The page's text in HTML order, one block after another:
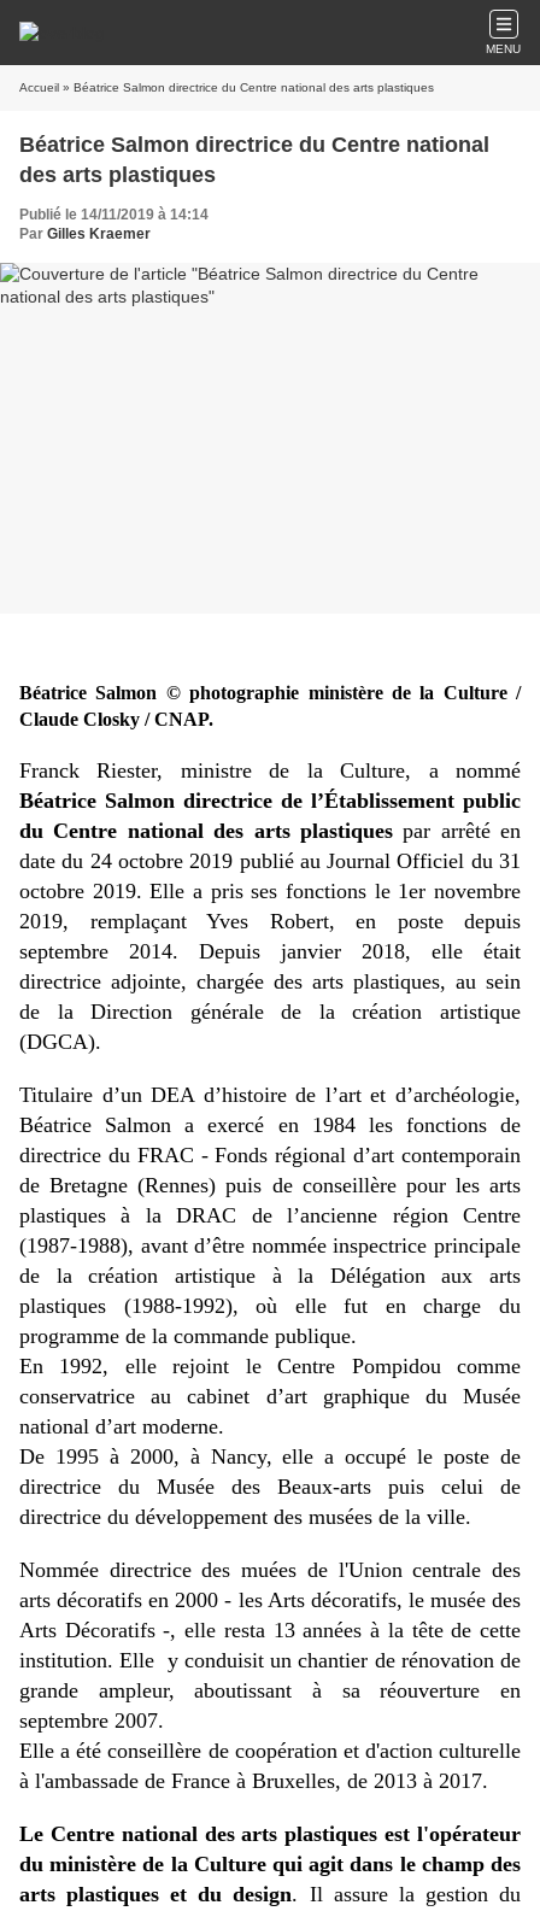
MENU
Accueil » Béatrice Salmon directrice du Centre national des arts plastiques
Béatrice Salmon directrice du Centre national
des arts plastiques
Publié le 14/11/2019 à 14:14
Par Gilles Kraemer
Béatrice Salmon © photographie ministère de la Culture /
Claude Closky / CNAP.
Franck Riester, ministre de la Culture, a nommé
Béatrice Salmon directrice de l’Établissement public
du Centre national des arts plastiquespar arrêté en
date du 24 octobre 2019 publié au Journal Officiel du 31
octobre 2019. Elle a pris ses fonctions le 1er novembre
2019, remplaçant Yves Robert, en poste depuis
septembre 2014. Depuis janvier 2018, elle était
directrice adjointe, chargée des arts plastiques, au sein
de la Direction générale de la création artistique
(DGCA).
Titulaire d’un DEA d’histoire de l’art et d’archéologie,
Béatrice Salmon a exercé en 1984 les fonctions de
directrice du FRAC - Fonds régional d’art contemporain
de Bretagne (Rennes)puis de conseillère pour les arts
plastiques à la DRAC de l’ancienne région Centre
(1987-1988), avant d’être nommée inspectrice principale
de la création artistique à la Délégation aux arts
plastiques (1988-1992), où elle fut en charge du
programme de la commande publique.
En 1992, ellerejoint le Centre Pompidou comme
conservatrice au cabinet d’art graphique du Musée
national d’art moderne.
De 1995 à 2000, à Nancy, elle a occupé le poste de
directrice du Musée des Beaux-arts puis celui de
directrice du développement des musées de la ville.
Nommée directrice des muées de l'Union centrale des
arts décoratifs en 2000- les Arts décoratifs, le musée des
Arts Décoratifs -, elle resta 13 années à la tête de cette
institution. Elle y conduisit un chantier de rénovation de
grande ampleur, aboutissant à sa réouverture en
septembre 2007.
Elle a été conseillère de coopération et d'action culturelle
à l'ambassade de France à Bruxelles, de 2013 à 2017.
Le Centre national des arts plastiques est l'opérateur
du ministère de la Culture qui agit dans le champ des
arts plastiques et du design. Il assure la gestion du